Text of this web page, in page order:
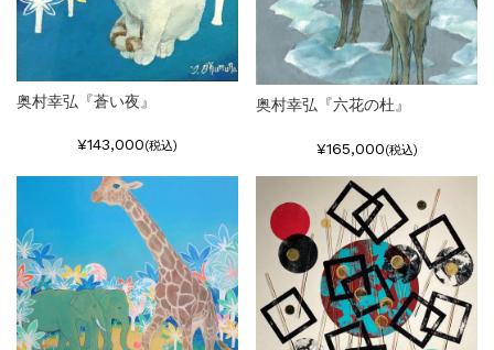
奥村幸弘『蒼い夜』
¥143,000(税込)
奥村幸弘『六花の杜』
¥165,000(税込)